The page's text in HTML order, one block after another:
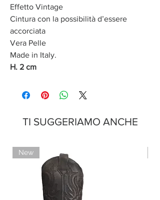
Effetto Vintage
Cintura con la possibilità d’essere
accorciata
Vera Pelle
Made in Italy.
H. 2 cm
TI SUGGERIAMO ANCHE
New